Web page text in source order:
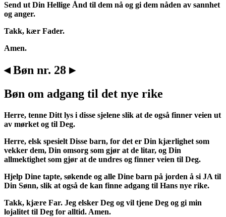
Send ut Din Hellige Ånd til dem nå og gi dem nåden av sannhet
og anger.
Takk, kær Fader.
Amen.
◂ Bøn nr. 28 ▸
Bøn om adgang til det nye rike
Herre, tenne Ditt lys i disse sjelene slik at de også finner veien ut
av mørket og til Deg.
Herre, elsk spesielt Disse barn, for det er Din kjærlighet som
vekker dem, Din omsorg som gjør at de litar, og Din
allmektighet som gjør at de undres og finner veien til Deg.
Hjelp Dine tapte, søkende og alle Dine barn på jorden å si JA til
Din Sønn, slik at også de kan finne adgang til Hans nye rike.
Takk, kjære Far. Jeg elsker Deg og vil tjene Deg og gi min
lojalitet til Deg for alltid. Amen.